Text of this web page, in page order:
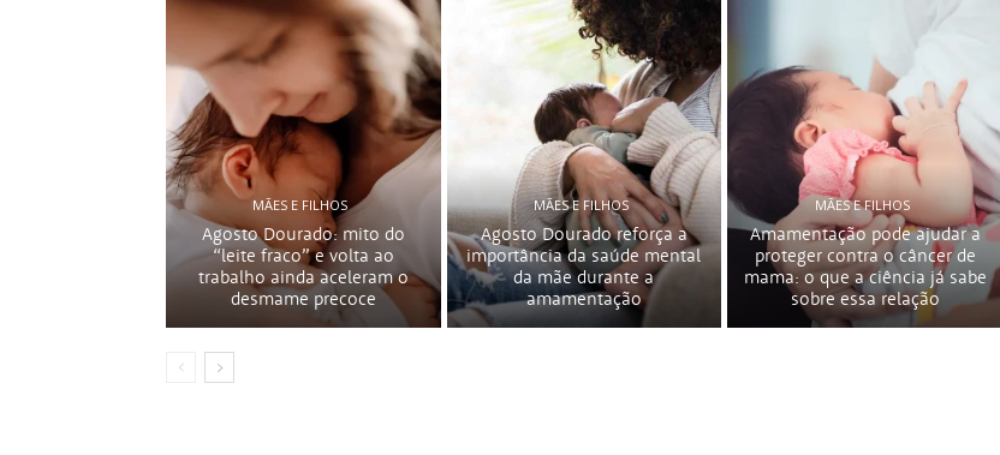
MÃES E FILHOS
Agosto Dourado: mito do
“leite fraco” e volta ao
trabalho ainda aceleram o
desmame precoce
MÃES E FILHOS
Agosto Dourado reforça a
importância da saúde mental
da mãe durante a
amamentação
MÃES E FILHOS
Amamentação pode ajudar a
proteger contra o câncer de
mama: o que a ciência já sabe
sobre essa relação